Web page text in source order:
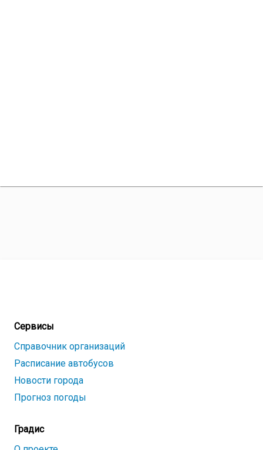
Сервисы
Справочник организаций
Расписание автобусов
Новости города
Прогноз погоды
Градис